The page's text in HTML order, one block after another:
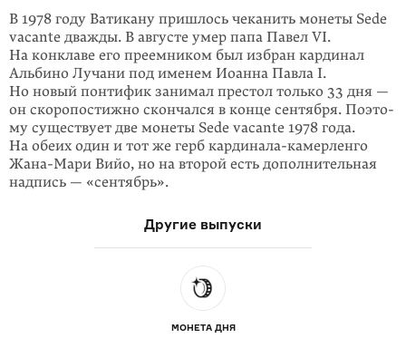
В 1978 году Ватикану пришлось чеканить монеты Sede
vacante дважды. В авгу­сте умер папа Павел VI.
На конклаве его преемником был избран кардинал
Альбино Лучани под именем Иоанна Павла I.
Но новый понтифик занимал престол только 33 дня —
он скоропостижно скончался в конце сентября. Поэто­
му существует две монеты Sede vacante 1978 года.
На обеих один и тот же герб кардинала-камерленго
Жана-Мари Вийо, но на второй есть дополнительная
надпись — «сентябрь».
Другие выпуски
МОНЕТА ДНЯ